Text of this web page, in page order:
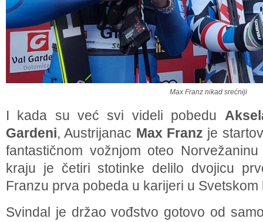
Max Franz nikad srećniji
I kada su već svi videli pobedu
Gardeni, Austrijanac Max Franz je
fantastičnom vožnjom oteo
kraju je četiri stotinke delilo dvojicu
Franzu prva pobeda u karijeri u Svetskom
Svindal je držao vođstvo gotovo od